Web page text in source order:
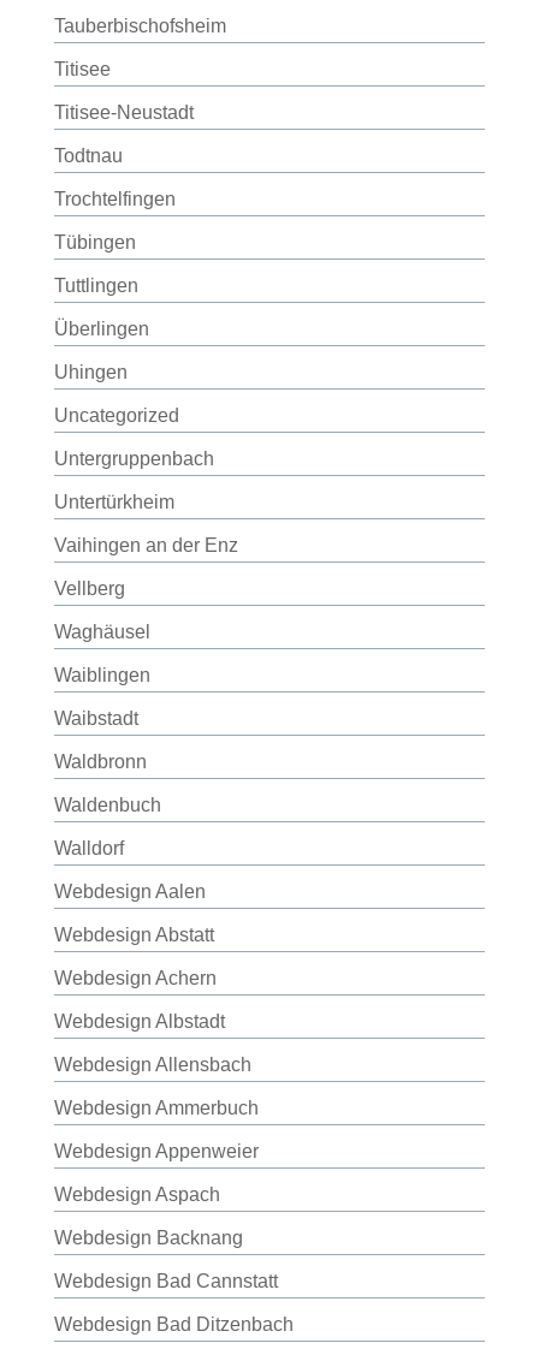
Tauberbischofsheim
Titisee
Titisee-Neustadt
Todtnau
Trochtelfingen
Tübingen
Tuttlingen
Überlingen
Uhingen
Uncategorized
Untergruppenbach
Untertürkheim
Vaihingen an der Enz
Vellberg
Waghäusel
Waiblingen
Waibstadt
Waldbronn
Waldenbuch
Walldorf
Webdesign Aalen
Webdesign Abstatt
Webdesign Achern
Webdesign Albstadt
Webdesign Allensbach
Webdesign Ammerbuch
Webdesign Appenweier
Webdesign Aspach
Webdesign Backnang
Webdesign Bad Cannstatt
Webdesign Bad Ditzenbach